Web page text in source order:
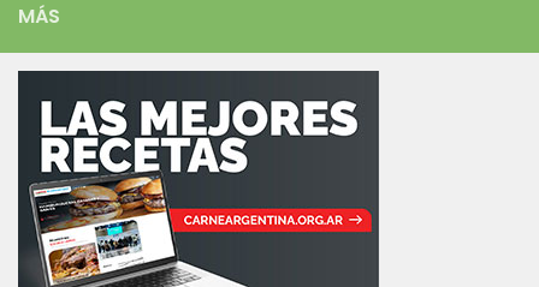
MÁS